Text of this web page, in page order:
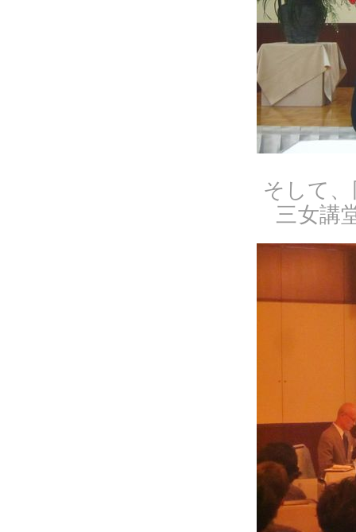
そして
三女講